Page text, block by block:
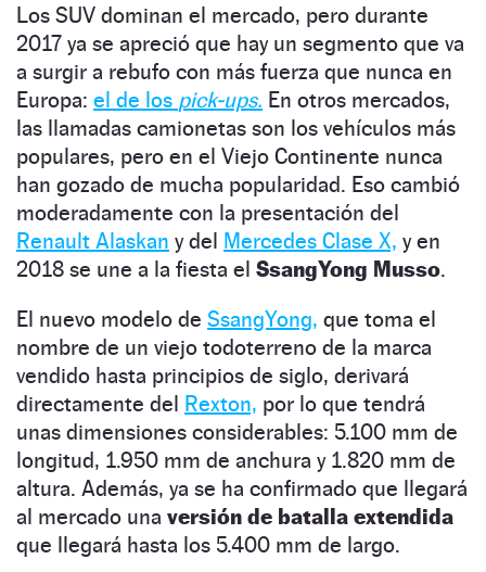
Los SUV dominan el mercado, pero durante
2017 ya se apreció que hay un segmento que va
a surgir a rebufo con más fuerza que nunca en
Europa: el de los pick-ups. En otros mercados,
las llamadas camionetas son los vehículos más
populares, pero en el Viejo Continente nunca
han gozado de mucha popularidad. Eso cambió
moderadamente con la presentación del
Renault Alaskan y del Mercedes Clase X, y en
2018 se une a la fiesta el SsangYong Musso.
El nuevo modelo de SsangYong, que toma el
nombre de un viejo todoterreno de la marca
vendido hasta principios de siglo, derivará
directamente del Rexton, por lo que tendrá
unas dimensiones considerables: 5.100 mm de
longitud, 1.950 mm de anchura y 1.820 mm de
altura. Además, ya se ha confirmado que llegará
al mercado una versión de batalla extendida
que llegará hasta los 5.400 mm de largo.